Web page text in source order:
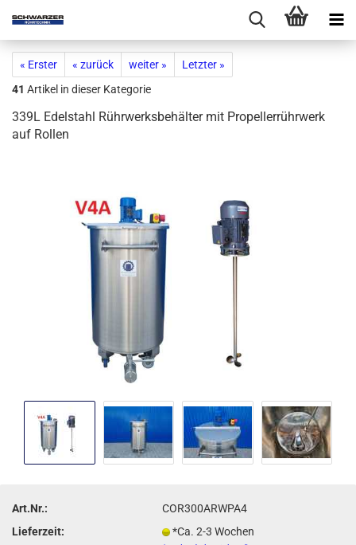
« Erster « zurück weiter »
Letzter »
41 Artikel in dieser Kategorie
339L Edelstahl Rührwerksbehälter mit Propellerrührwerk
auf Rollen
Art.Nr.:
COR300ARWPA4
Lieferzeit:
*Ca. 2-3 Wochen